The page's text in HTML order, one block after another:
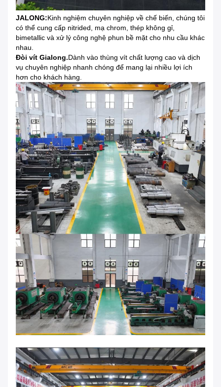
JALONG:Kinh nghiệm chuyên nghiệp về chế biến, chúng tôi
có thể cung cấp nitrided, mạ chrom, thép không gỉ,
bimetallic và xử lý công nghệ phun bề mặt cho nhu cầu khác
nhau.
Đòi vít Gialong.Dành vào thùng vít chất lượng cao và dịch
vụ chuyên nghiệp nhanh chóng để mang lại nhiều lợi ích
hơn cho khách hàng.